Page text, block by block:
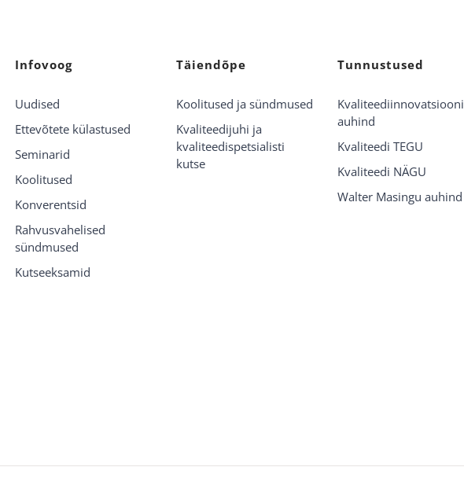
Infovoog
Uudised
Ettevõtete külastused
Seminarid
Koolitused
Konverentsid
Rahvusvahelised
sündmused
Kutseeksamid
Täiendõpe
Koolitused ja sündmused
Kvaliteedijuhi ja
kvaliteedispetsialisti
kutse
Tunnustused
Kvaliteediinnovatsiooni
auhind
Kvaliteedi TEGU
Kvaliteedi NÄGU
Walter Masingu auhind